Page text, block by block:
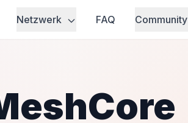
Netzwerk FAQ Community